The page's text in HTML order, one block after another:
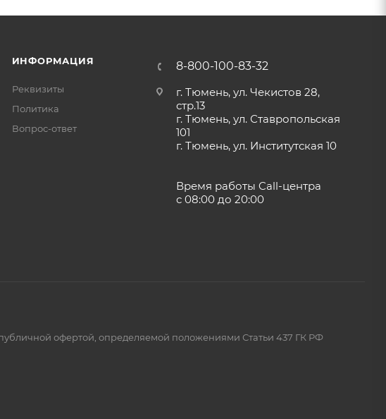
ИНФОРМАЦИЯ
Реквизиты
Политика
Вопрос-ответ
8-800-100-83-32
г. Тюмень, ул. Чекистов 28,
стр.13
г. Тюмень, ул. Ставропольская
101
г. Тюмень, ул. Институтская 10
Время работы Call-центра
с 08:00 до 20:00
офертой, определяемой положениями Статьи 437 ГК РФ